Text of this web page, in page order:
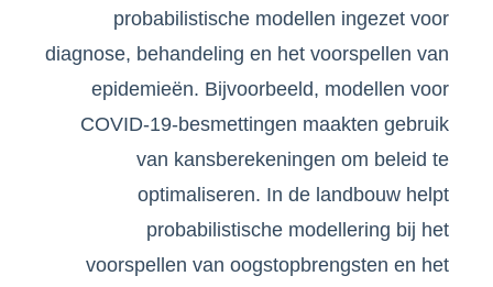
probabilistische modellen ingezet voor
diagnose, behandeling en het voorspellen van
epidemieën. Bijvoorbeeld, modellen voor
COVID-19-besmettingen maakten gebruik
van kansberekeningen om beleid te
optimaliseren. In de landbouw helpt
probabilistische modellering bij het
voorspellen van oogstopbrengsten en het